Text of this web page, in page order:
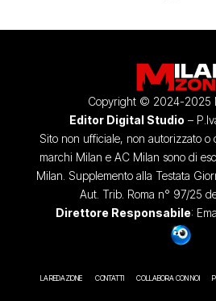
Copyright © 2024-2025
Editor Digital Studio –
Sito non ufficiale, non autorizzato o
marchi Milan e AC Milan sono di
Milan. Supplemento alla Testata
Aut. Trib. Roma n° 97/25
Direttore Responsabile:
LA REDAZIONE CONTATTI COLLABORA CON NOI